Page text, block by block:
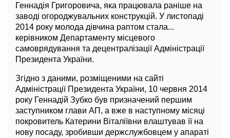
Геннадія Григоровича, яка працювала раніше на
заводі огороджувальних конструкцій. У листопаді
2014 року молода дівчина раптом стала...
керівником Департаменту місцевого
самоврядування та децентралізації Адміністрації
Президента України.
Згідно з даними, розміщеними на сайті
Адміністрації Президента України, 10 червня 2014
року Геннадій Зубко був призначений першим
заступником глави АП, а вже в наступному місяці
покровитель Катерини Віталіївни влаштував її на
нову посаду, зробивши держслужбовцем у апараті